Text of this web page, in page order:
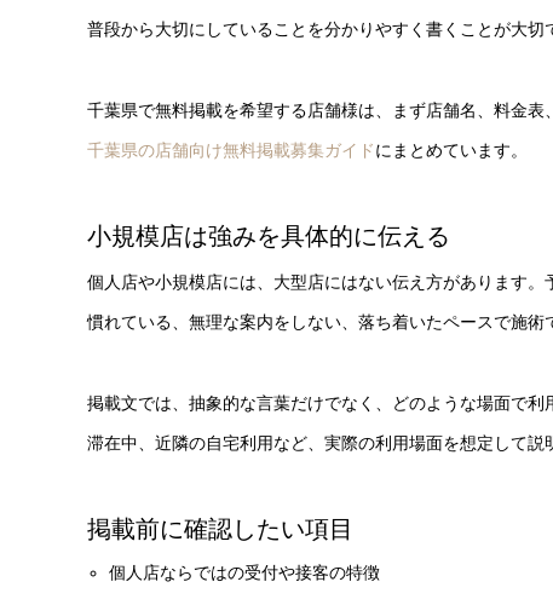
普段から大切にしていることを分かりやすく書くことが大切
千葉県で無料掲載を希望する店舗様は、まず店舗名、料金
千葉県の店舗向け無料掲載募集ガイド にまとめています。
小規模店は強みを具体的に伝える
個人店や小規模店には、大型店にはない伝え方があります
慣れている、無理な案内をしない、落ち着いたペースで施
掲載文では、抽象的な言葉だけでなく、どのような場面で
滞在中、近隣の自宅利用など、実際の利用場面を想定して説
掲載前に確認したい項目
個人店ならではの受付や接客の特徴